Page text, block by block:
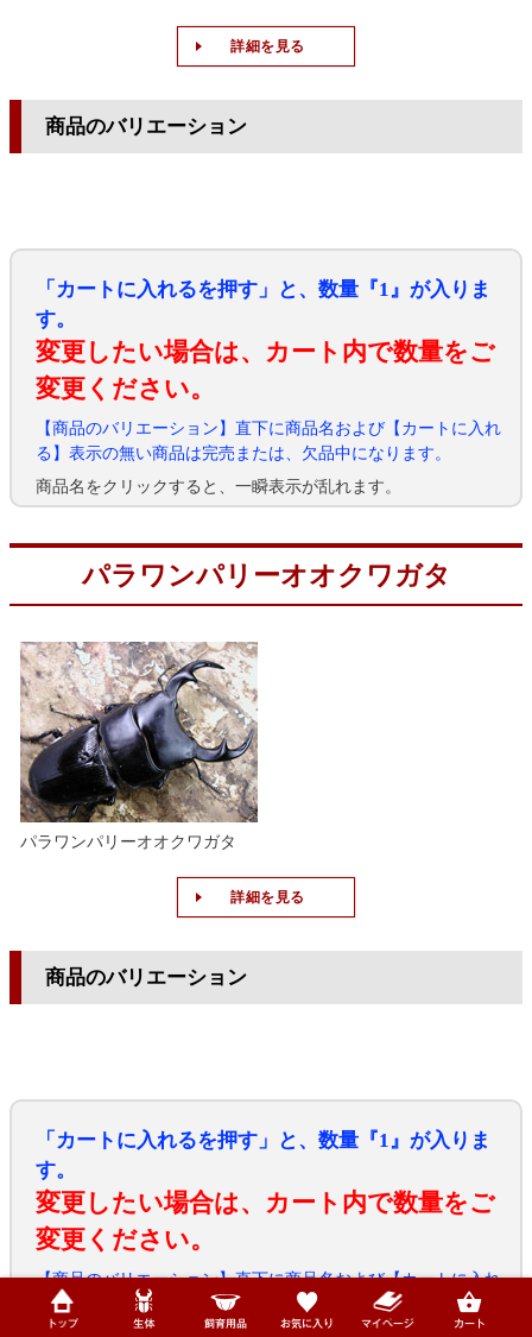
詳細を見る
商品のバリエーション
「カートに入れるを押す」と、数量『1』が入りま
す。
変更したい場合は、カート内で数量をご
変更ください。
【商品のバリエーション】直下に商品名および【カートに入れ
る】表示の無い商品は完売または、欠品中になります。
商品名をクリックすると、一瞬表示が乱れます。
パラワンパリーオオクワガタ
パラワンパリーオオクワガタ
詳細を見る
商品のバリエーション
「カートに入れるを押す」と、数量『1』が入りま
す。
変更したい場合は、カート内で数量をご
変更ください。
【商品のバリエーション】直下に商品名および【カートに入れ
る】表示の無い商品は完売または、欠品中になります。